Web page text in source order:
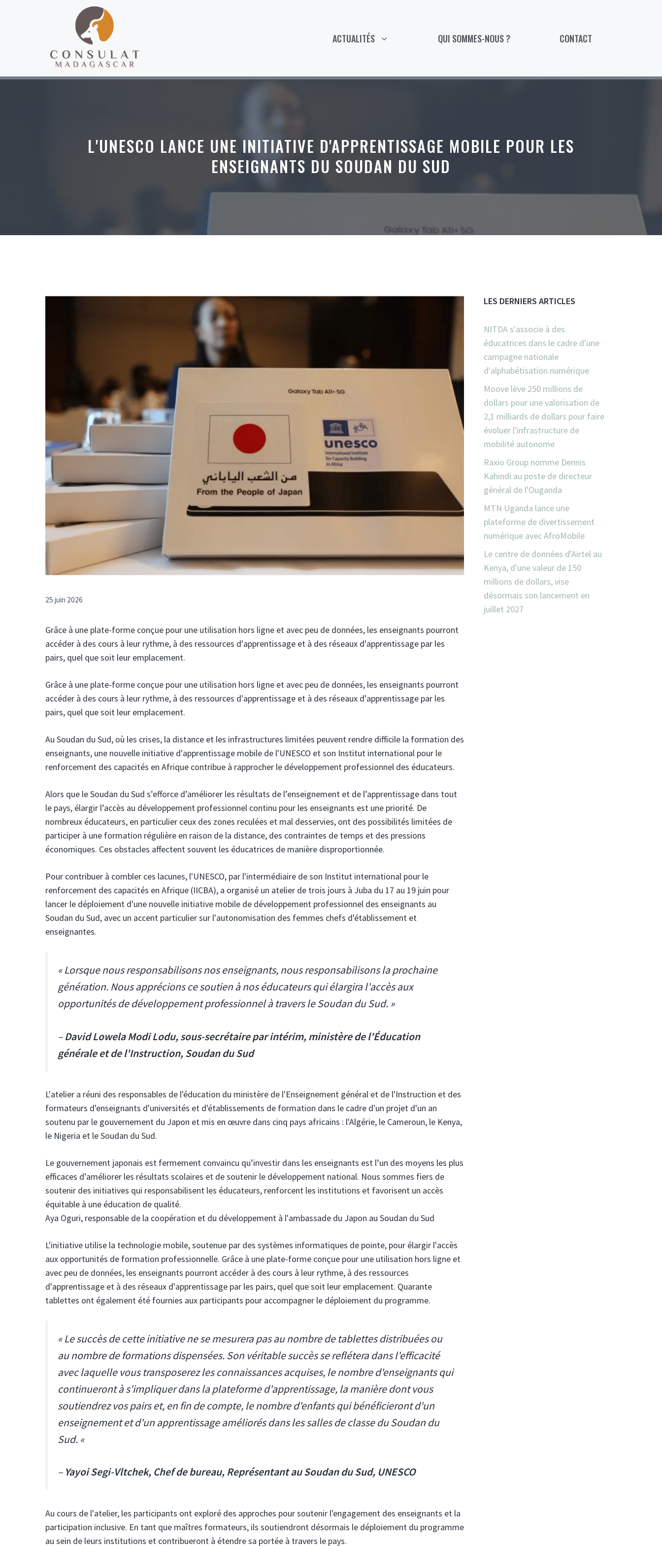
ACTUALITÉS QUI SOMMES-NOUS ? CONTACT
L'UNESCO LANCE UNE INITIATIVE D'APPRENTISSAGE MOBILE POUR LES
ENSEIGNANTS DU SOUDAN DU SUD
25 juin 2026
Grâce à une plate-forme conçue pour une utilisation hors ligne et avec peu de données, les enseignants pourront
accéder à des cours à leur rythme, à des ressources d'apprentissage et à des réseaux d'apprentissage par les
pairs, quel que soit leur emplacement.
Grâce à une plate-forme conçue pour une utilisation hors ligne et avec peu de données, les enseignants pourront
accéder à des cours à leur rythme, à des ressources d'apprentissage et à des réseaux d'apprentissage par les
pairs, quel que soit leur emplacement.
Au Soudan du Sud, où les crises, la distance et les infrastructures limitées peuvent rendre difficile la formation des
enseignants, une nouvelle initiative d'apprentissage mobile de l'UNESCO et son Institut international pour le
renforcement des capacités en Afrique contribue à rapprocher le développement professionnel des éducateurs.
Alors que le Soudan du Sud s’efforce d’améliorer les résultats de l’enseignement et de l’apprentissage dans tout
le pays, élargir l’accès au développement professionnel continu pour les enseignants est une priorité. De
nombreux éducateurs, en particulier ceux des zones reculées et mal desservies, ont des possibilités limitées de
participer à une formation régulière en raison de la distance, des contraintes de temps et des pressions
économiques. Ces obstacles affectent souvent les éducatrices de manière disproportionnée.
Pour contribuer à combler ces lacunes, l'UNESCO, par l'intermédiaire de son Institut international pour le
renforcement des capacités en Afrique (IICBA), a organisé un atelier de trois jours à Juba du 17 au 19 juin pour
lancer le déploiement d'une nouvelle initiative mobile de développement professionnel des enseignants au
Soudan du Sud, avec un accent particulier sur l'autonomisation des femmes chefs d'établissement et
enseignantes.
« Lorsque nous responsabilisons nos enseignants, nous responsabilisons la prochaine
génération. Nous apprécions ce soutien à nos éducateurs qui élargira l'accès aux
opportunités de développement professionnel à travers le Soudan du Sud. »
–David Lowela Modi Lodu, sous-secrétaire par intérim, ministère de l'Éducation
générale et de l'Instruction, Soudan du Sud
L'atelier a réuni des responsables de l'éducation du ministère de l'Enseignement général et de l'Instruction et des
formateurs d'enseignants d'universités et d'établissements de formation dans le cadre d'un projet d'un an
soutenu par le gouvernement du Japon et mis en œuvre dans cinq pays africains : l'Algérie, le Cameroun, le Kenya,
le Nigeria et le Soudan du Sud.
Le gouvernement japonais est fermement convaincu qu’investir dans les enseignants est l’un des moyens les plus
efficaces d’améliorer les résultats scolaires et de soutenir le développement national. Nous sommes fiers de
soutenir des initiatives qui responsabilisent les éducateurs, renforcent les institutions et favorisent un accès
équitable à une éducation de qualité.
Aya Oguri, responsable de la coopération et du développement à l'ambassade du Japon au Soudan du Sud
L'initiative utilise la technologie mobile, soutenue par des systèmes informatiques de pointe, pour élargir l'accès
aux opportunités de formation professionnelle. Grâce à une plate-forme conçue pour une utilisation hors ligne et
avec peu de données, les enseignants pourront accéder à des cours à leur rythme, à des ressources
d'apprentissage et à des réseaux d'apprentissage par les pairs, quel que soit leur emplacement. Quarante
tablettes ont également été fournies aux participants pour accompagner le déploiement du programme.
« Le succès de cette initiative ne se mesurera pas au nombre de tablettes distribuées ou
au nombre de formations dispensées. Son véritable succès se reflétera dans l'efficacité
avec laquelle vous transposerez les connaissances acquises, le nombre d'enseignants qui
continueront à s'impliquer dans la plateforme d'apprentissage, la manière dont vous
soutiendrez vos pairs et, en fin de compte, le nombre d'enfants qui bénéficieront d'un
enseignement et d'un apprentissage améliorés dans les salles de classe du Soudan du
Sud. «
– Yayoi Segi-Vltchek, Chef de bureau, Représentant au Soudan du Sud, UNESCO
Au cours de l'atelier, les participants ont exploré des approches pour soutenir l'engagement des enseignants et la
participation inclusive. En tant que maîtres formateurs, ils soutiendront désormais le déploiement du programme
au sein de leurs institutions et contribueront à étendre sa portée à travers le pays.
LES DERNIERS ARTICLES
NITDA s'associe à des
éducatrices dans le cadre d'une
campagne nationale
d'alphabétisation numérique
Moove lève 250 millions de
dollars pour une valorisation de
2,1 milliards de dollars pour faire
évoluer l'infrastructure de
mobilité autonome
Raxio Group nomme Dennis
Kahindi au poste de directeur
général de l'Ouganda
MTN Uganda lance une
plateforme de divertissement
numérique avec AfroMobile
Le centre de données d'Airtel au
Kenya, d'une valeur de 150
millions de dollars, vise
désormais son lancement en
juillet 2027